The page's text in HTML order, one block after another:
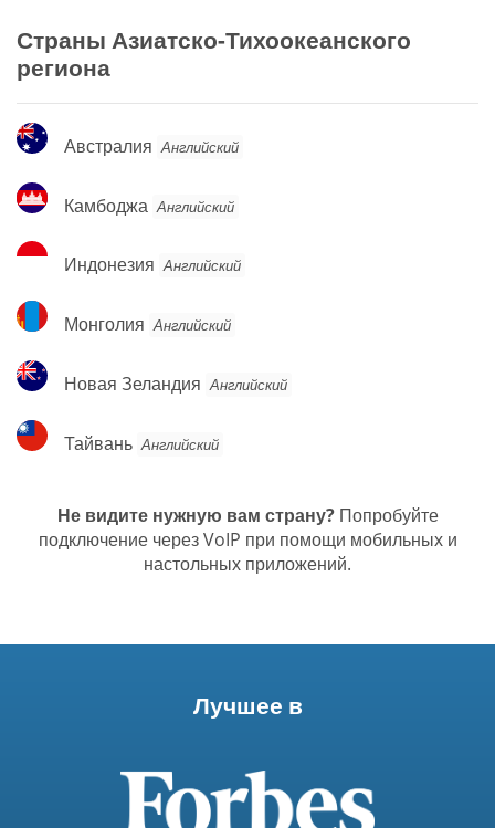
Страны Азиатско-Тихоокеанского
региона
Австралия
Австралия Английский
Камбоджа
Камбоджа Английский
Индонезия
Индонезия Английский
Монголия
Монголия Английский
Новая
Зеландия
Новая Зеландия Английский
Тайвань
Тайвань Английский
Не видите нужную вам страну?Попробуйте
подключение через VoIP при помощи мобильных и
настольных приложений.
Лучшее в